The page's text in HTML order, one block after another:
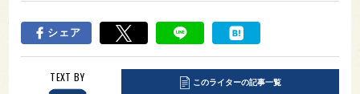
シェア
TEXT BY このライターの記事一覧